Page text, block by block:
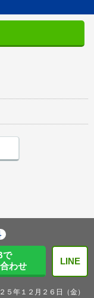
で
わせ
LINE
年１２月２６日（金）